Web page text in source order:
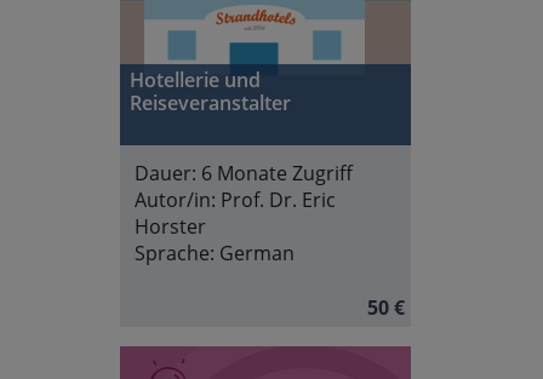
Hotellerie und
Reiseveranstalter
Dauer: 6 Monate Zugriff
Autor/in: Prof. Dr. Eric
Horster
Sprache: German
50 €